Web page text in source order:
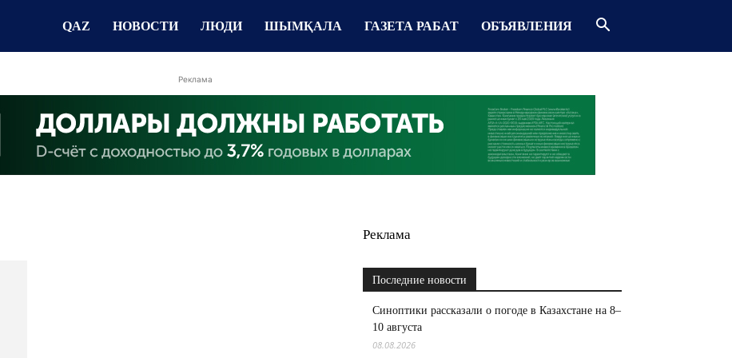
QAZ НОВОСТИ ЛЮДИ ШЫМҚАЛА ГАЗЕТА РАБАТ ОБЪЯВЛЕНИЯ
Реклама
Реклама
Последние новости
Синоптики рассказали о погоде в Казахстане на 8–
10 августа
08.08.2026